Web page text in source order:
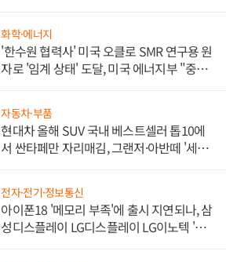
화학·에너지
'한수원 협력사' 미국 오클로 SMR 연구용 원
자로 '임계 상태' 도달, 미국 에너지부 "중요
자동차·부품
현대차 올해 SUV 국내 베스트셀러 톱10에
서 싼타페만 자리매김, 그랜저·아반떼 '세단
전자·전기·정보통신
아이폰18 '메모리 부족'에 출시 지연되나, 삼
성디스플레이 LG디스플레이 LG이노텍 '탈